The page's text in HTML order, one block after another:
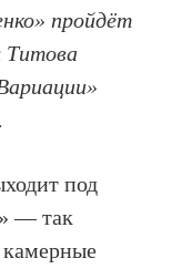
пройдёт
Титова
под
— так